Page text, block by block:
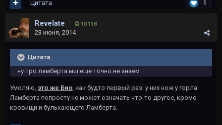
5
Цитата
Revelate 10 118
23 июня, 2014
Цитата
ну про ламберта мы еще точно не знаем
Умоляю, это же Био, как будто первый раз: у них нож у горла
Ламберта попросту не может означать что-то другое, кроме
кровищи и булькающего Ламберта.